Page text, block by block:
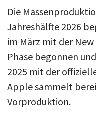
Die
Jahreshälfte 2026
im März mit der
Phase begonnen
2025 mit der
Apple sammelt
Vorproduktion.